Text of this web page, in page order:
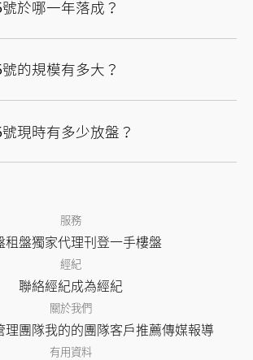
於哪一年落成？
的規模有多大？
現時有多少放盤？
服務
租盤獨家代理刊登一手樓盤
經紀
聯絡經紀成為經紀
關於我們
理團隊我的的團隊客戶推薦傳媒報導
有用資料